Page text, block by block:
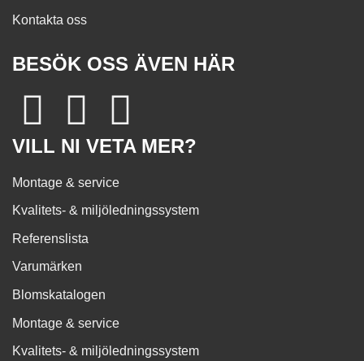
Kontakta oss
BESÖK OSS ÄVEN HÄR
VILL NI VETA MER?
Montage & service
Kvalitets- & miljöledningssystem
Referenslista
Varumärken
Blomskatalogen
Montage & service
Kvalitets- & miljöledningssystem